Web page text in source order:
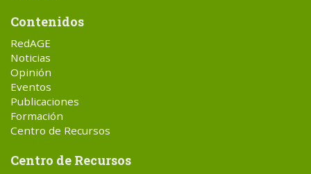
Contenidos
RedAGE
Noticias
Opinión
Eventos
Publicaciones
Formación
Centro de Recursos
Centro de Recursos